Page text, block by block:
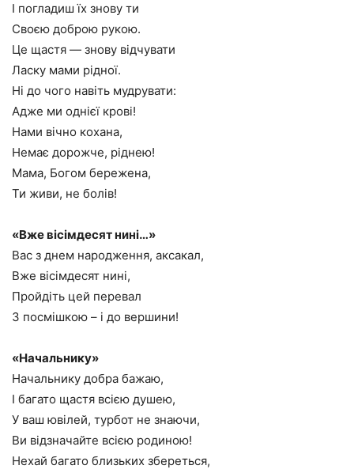
І погладиш їх знову ти
Своєю доброю рукою.
Це щастя — знову відчувати
Ласку мами рідної.
Ні до чого навіть мудрувати:
Адже ми однієї крові!
Нами вічно кохана,
Немає дорожче, ріднею!
Мама, Богом бережена,
Ти живи, не болів!
«Вже вісімдесят нині…»
Вас з днем народження, аксакал,
Вже вісімдесят нині,
Пройдіть цей перевал
З посмішкою – і до вершини!
«Начальнику»
Начальнику добра бажаю,
І багато щастя всією душею,
У ваш ювілей, турбот не знаючи,
Ви відзначайте всією родиною!
Нехай багато близьких збереться,